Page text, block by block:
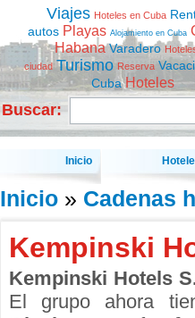
Viajes Hoteles en Cuba
autos Playas Alojamiento en Cuba
Habana Varadero
ciudad Turismo Reserva
Cuba Hoteles
Buscar:
Inicio
Inicio» Cadenas
Kempinski
Kempinski Hotels
El grupo ahora